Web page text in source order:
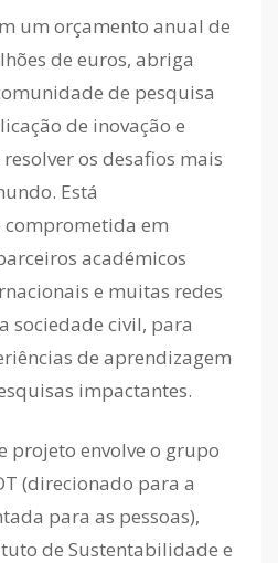
um orçamento anual de
de euros, abriga
de pesquisa
de inovação e
os desafios mais
Está
em
académicos
e muitas redes
sociedade civil, para
de aprendizagem
impactantes.
projeto envolve o grupo
(direcionado para a
para as pessoas),
de Sustentabilidade e